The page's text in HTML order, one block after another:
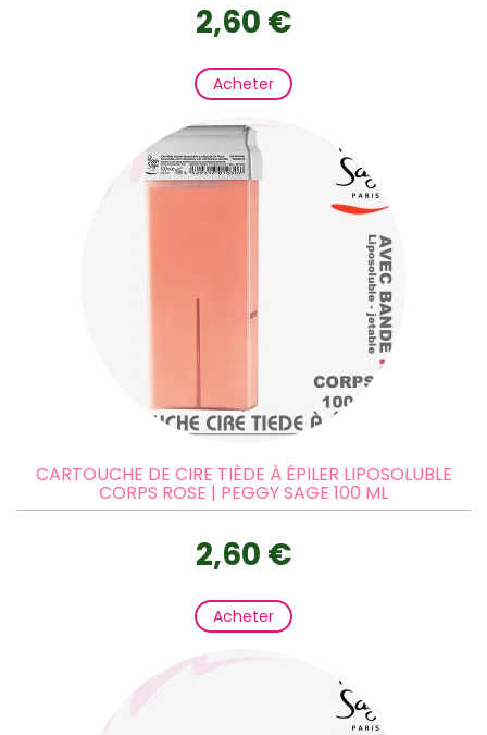
2,60 €
Acheter
CARTOUCHE DE CIRE TIÈDE À ÉPILER LIPOSOLUBLE
CORPS ROSE | PEGGY SAGE 100 ML
2,60 €
Acheter